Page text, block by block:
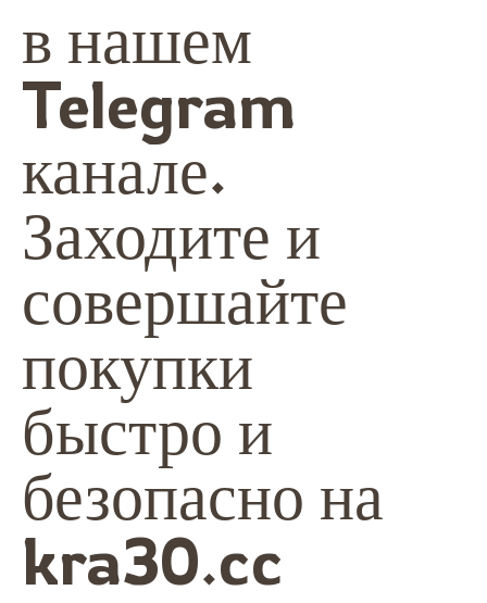
в нашем
Telegram
канале.
Заходите и
совершайте
покупки
быстро и
безопасно на
kra30.cc